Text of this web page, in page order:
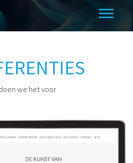
we het voor